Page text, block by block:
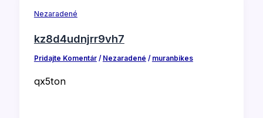
Nezaradené
kz8d4udnjrr9vh7
Pridajte Komentár / Nezaradené / muranbikes
qx5ton